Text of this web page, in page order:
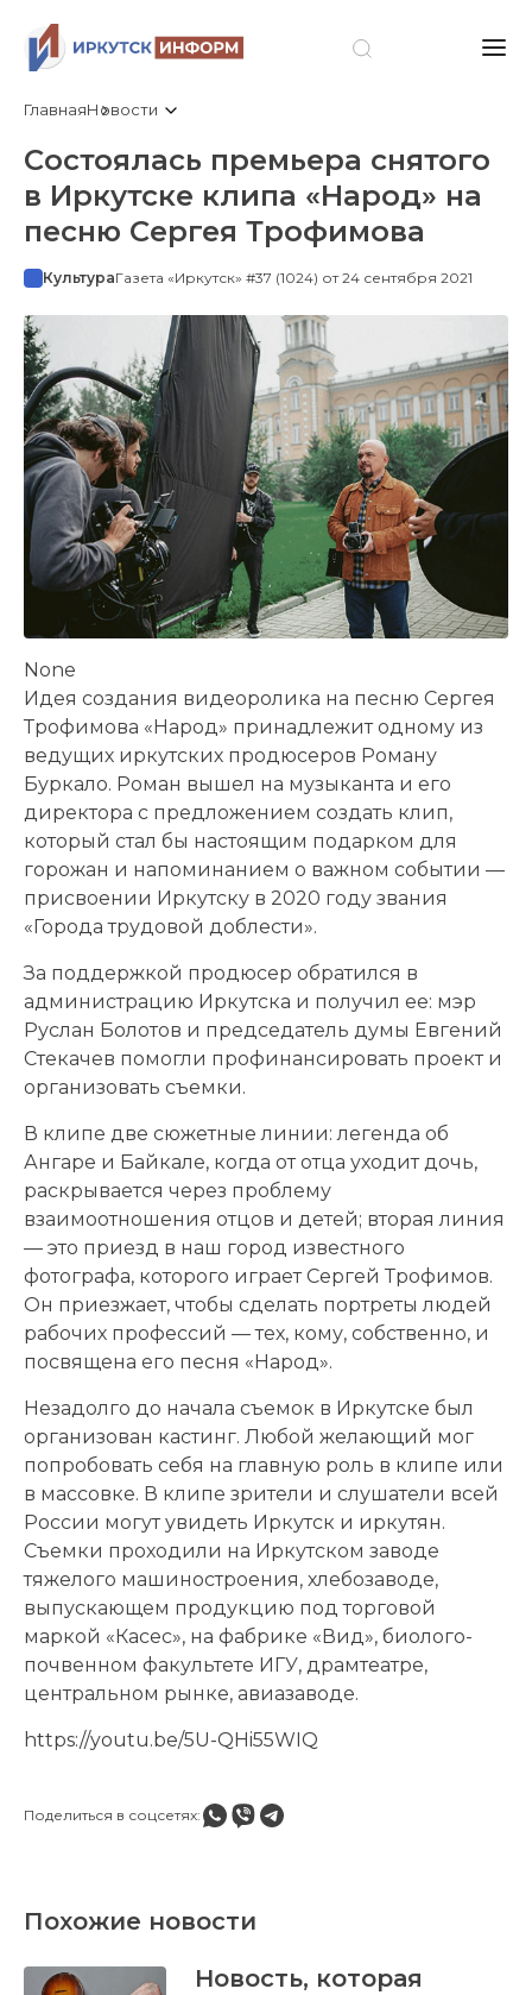
ГлавнаяНовости
Состоялась премьера снятого
в Иркутске клипа «Народ» на
песню Сергея Трофимова
КультураГазета «Иркутск» #37 (1024) от 24 сентября 2021
None
Идея создания видеоролика на песню Сергея
Трофимова «Народ» принадлежит одному из
ведущих иркутских продюсеров Роману
Буркало. Роман вышел на музыканта и его
директора с предложением создать клип,
который стал бы настоящим подарком для
горожан и напоминанием о важном событии —
присвоении Иркутску в 2020 году звания
«Города трудовой доблести».
За поддержкой продюсер обратился в
администрацию Иркутска и получил ее: мэр
Руслан Болотов и председатель думы Евгений
Стекачев помогли профинансировать проект и
организовать съемки.
В клипе две сюжетные линии: легенда об
Ангаре и Байкале, когда от отца уходит дочь,
раскрывается через проблему
взаимоотношения отцов и детей; вторая линия
— это приезд в наш город известного
фотографа, которого играет Сергей Трофимов.
Он приезжает, чтобы сделать портреты людей
рабочих профессий — тех, кому, собственно, и
посвящена его песня «Народ».
Незадолго до начала съемок в Иркутске был
организован кастинг. Любой желающий мог
попробовать себя на главную роль в клипе или
в массовке. В клипе зрители и слушатели всей
России могут увидеть Иркутск и иркутян.
Съемки проходили на Иркутском заводе
тяжелого машиностроения, хлебозаводе,
выпускающем продукцию под торговой
маркой «Касес», на фабрике «Вид», биолого-
почвенном факультете ИГУ, драмтеатре,
центральном рынке, авиазаводе.
https://youtu.be/5U-QHi55WIQ
Поделиться в соцсетях:
Похожие новости
Новость, которая